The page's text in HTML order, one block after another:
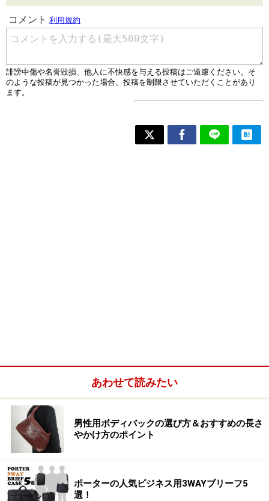
あわせて読みたい
男性用ボディバックの選び方＆おすすめの長さ
やかけ方のポイント
ポーターの人気ビジネス用3WAYブリーフ5
選！